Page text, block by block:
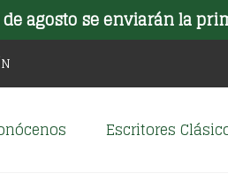
agosto se enviarán la
Escritores